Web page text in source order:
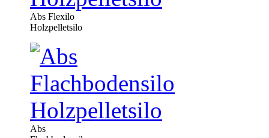
Abs Flexilo
Holzpelletsilo
Abs